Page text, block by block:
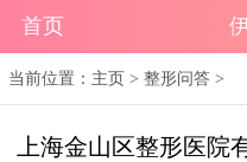
首页
当前位置： 主页 >整形问答 >
上海金山区整形医院